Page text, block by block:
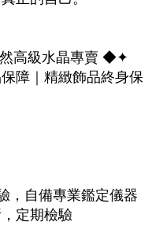
高級水晶專賣 ◆✦
障｜精緻飾品終身保
，自備專業鑑定儀器
定期檢驗